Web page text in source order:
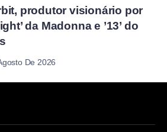
produtor visionário por
da Madonna e ’13’ do
De 2026